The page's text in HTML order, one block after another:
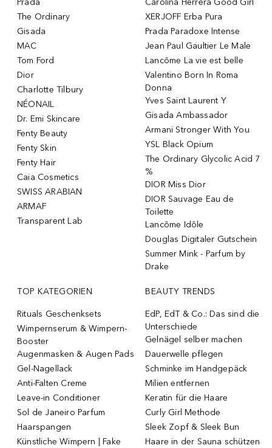
Prada
The Ordinary
Gisada
MAC
Tom Ford
Dior
Charlotte Tilbury
NÉONAIL
Dr. Emi Skincare
Fenty Beauty
Fenty Skin
Fenty Hair
Caia Cosmetics
SWISS ARABIAN
ARMAF
Transparent Lab
Carolina Herrera Good Girl
XERJOFF Erba Pura
Prada Paradoxe Intense
Jean Paul Gaultier Le Male
Lancôme La vie est belle
Valentino Born In Roma
Donna
Yves Saint Laurent Y
Gisada Ambassador
Armani Stronger With You
YSL Black Opium
The Ordinary Glycolic Acid 7
%
DIOR Miss Dior
DIOR Sauvage Eau de
Toilette
Lancôme Idôle
Douglas Digitaler Gutschein
Summer Mink - Parfum by
Drake
TOP KATEGORIEN
Rituals Geschenksets
Wimpernserum & Wimpern-
Booster
Augenmasken & Augen Pads
Gel-Nagellack
Anti-Falten Creme
Leave-in Conditioner
Sol de Janeiro Parfum
Haarspangen
Künstliche Wimpern | Fake
BEAUTY TRENDS
EdP, EdT & Co.: Das sind die
Unterschiede
Gelnägel selber machen
Dauerwelle pflegen
Schminke im Handgepäck
Milien entfernen
Keratin für die Haare
Curly Girl Methode
Sleek Zopf & Sleek Bun
Haare in der Sauna schützen